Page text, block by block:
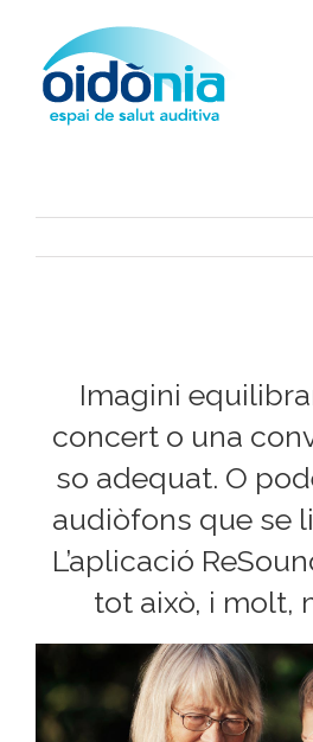
Imagini
concert o una
so adequat. O
audiòfons que se
L’aplicació
tot això, i molt,